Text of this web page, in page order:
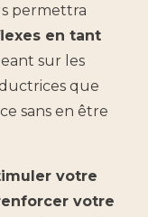
permettra
en tant
sur les
que
sans en être
votre
votre